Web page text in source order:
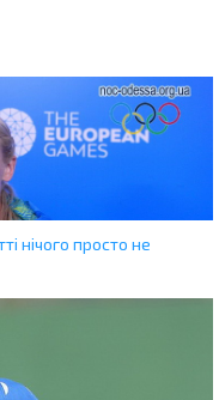
нічого просто не